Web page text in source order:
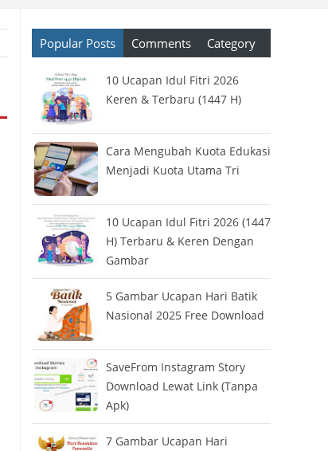
Undang Teman ›Rewards›Saldo Gratis ›Undang Teman
Popular Posts Comments Category
10 Ucapan Idul Fitri 2026
Keren & Terbaru (1447 H)
Cara Mengubah Kuota Edukasi
Menjadi Kuota Utama Tri
10 Ucapan Idul Fitri 2026 (1447
H) Terbaru & Keren Dengan
Gambar
5 Gambar Ucapan Hari Batik
Nasional 2025 Free Download
SaveFrom Instagram Story
Download Lewat Link (Tanpa
Apk)
7 Gambar Ucapan Hari